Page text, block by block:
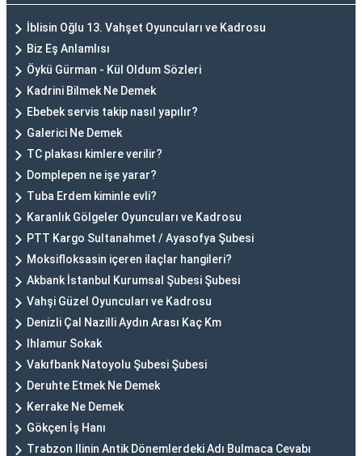
İblisin Oğlu 13. Vahşet Oyuncuları ve Kadrosu
Biz Eş Anlamlısı
Öykü Gürman - Kül Oldum Sözleri
Kadrini Bilmek Ne Demek
Ebebek servis takip nasıl yapılır?
Galerici Ne Demek
TC plakası kimlere verilir?
Domplepen ne işe yarar?
Tuba Erdem kiminle evli?
Karanlık Gölgeler Oyuncuları ve Kadrosu
PTT Kargo Sultanahmet / Ayasofya Şubesi
Moksifloksasin içeren ilaçlar hangileri?
Akbank İstanbul Kurumsal Şubesi Şubesi
Vahşi Güzel Oyuncuları ve Kadrosu
Denizli Çal Nazilli Aydın Arası Kaç Km
Ihlamur Sokak
Vakıfbank Natoyolu Şubesi Şubesi
Deruhte Etmek Ne Demek
Kerrake Ne Demek
Gökçen İş Hanı
Trabzon Ilinin Antik Dönemlerdeki Adı Bulmaca Cevabı